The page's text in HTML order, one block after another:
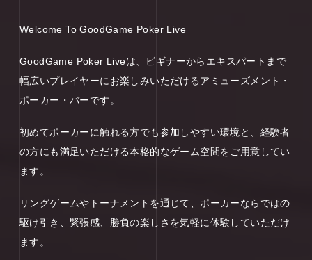
Welcome To GoodGame Poker Live
GoodGame Poker Liveは、ビギナーからエキスパートまで
幅広いプレイヤーにお楽しみいただけるアミューズメント・
ポーカー・バーです。
初めてポーカーに触れる方でも参加しやすい環境と、経験者
の方にも満足いただける本格的なゲーム空間をご用意してい
ます。
リングゲームやトーナメントを通じて、ポーカーならではの
駆け引き、緊張感、勝負の楽しさを気軽に体験していただけ
ます。